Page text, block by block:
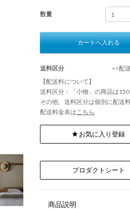
数量
カートへ入れる
送料区分
<<配
【配送料について】
送料区分：「小物」の商品は
その他、送料区分は個別に配送
配送料金表はこちら
お気に入り登録
プロダクトシート
商品説明